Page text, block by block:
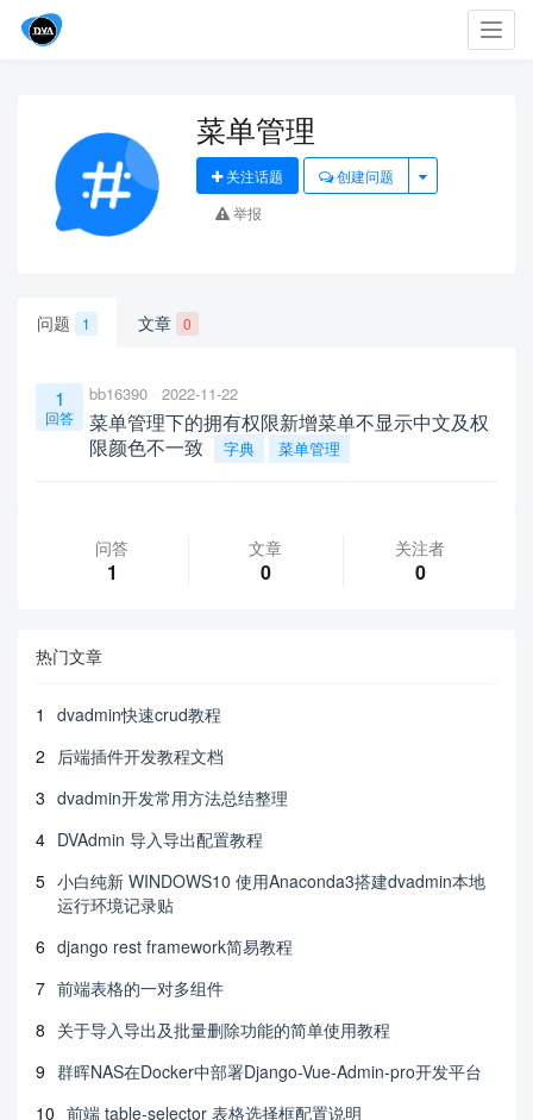
菜单管理
关注话题
创建问题
举报
问题 1 文章 0
1
回答
bb16390 2022-11-22
菜单管理下的拥有权限新增菜单不显示中文及权
限颜色不一致
字典 菜单管理
问答
1
文章
0
关注者
0
热门文章
1
dvadmin快速crud教程
2 后端插件开发教程文档
3 dvadmin开发常用方法总结整理
4 DVAdmin 导入导出配置教程
5 小白纯新 WINDOWS10 使用Anaconda3搭建dvadmin本地
运行环境记录贴
6 django rest framework简易教程
7 前端表格的一对多组件
8 关于导入导出及批量删除功能的简单使用教程
9 群晖NAS在Docker中部署Django-Vue-Admin-pro开发平台
10 前端 table-selector 表格选择框配置说明